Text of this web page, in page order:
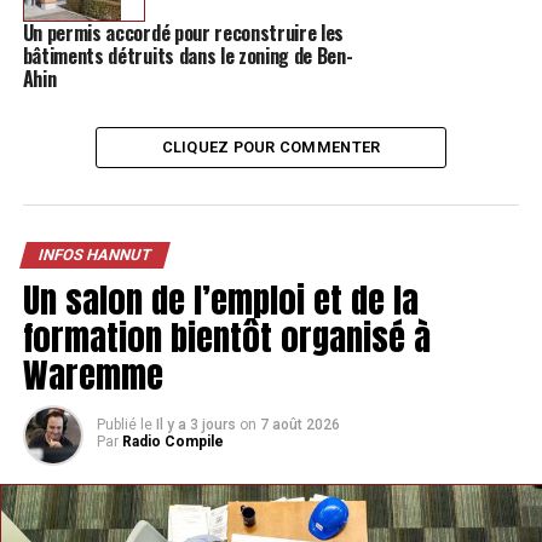
L’espace est limité, mais les travaux en feront un bijou.
Il reste encore de nombreuses rénovations à faire avant
l’ouverture duGîte Le Pic Vert. Mais le plan est déjà bien
fixé dans l’esprit de la maman de deux enfants. Salle
d’eau avec douche italienne, espace cuisine et canapé,
une chambre à l’étage avec couchages pour adultes et la
touche amusante : une cabane fermée avec lit dans la
mansarde pour les enfants.
Quand on sort du gîte, calme et silence règnent. Juste à
Un permis accordé pour reconstruire les
bâtiments détruits dans le zoning de Ben-
Ahin
CLIQUEZ POUR COMMENTER
INFOS HANNUT
Un salon de l’emploi et de la
formation bientôt organisé à
Waremme
Publié le Il y a 3 jours on 7 août 2026
Par Radio Compile